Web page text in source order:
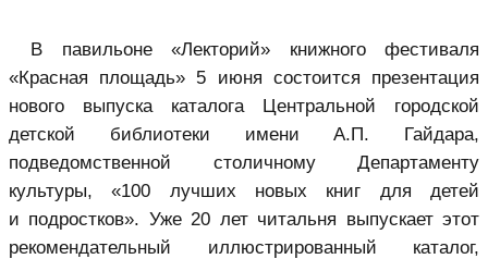
В павильоне «Лекторий» книжного фестиваля
«Красная площадь» 5 июня состоится презентация
нового выпуска каталога Центральной городской
детской библиотеки имени А.П. Гайдара,
подведомственной столичному Департаменту
культуры, «100 лучших новых книг для детей
и подростков». Уже 20 лет читальня выпускает этот
рекомендательный иллюстрированный каталог,